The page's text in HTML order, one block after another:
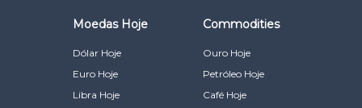
Moedas Hoje
Dólar Hoje
Euro Hoje
Libra Hoje
Commodities
Ouro Hoje
Petróleo Hoje
Café Hoje